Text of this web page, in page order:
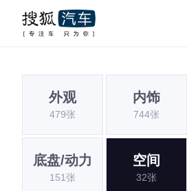
外观
479张
内饰
744张
底盘/动力
151张
空间
32张